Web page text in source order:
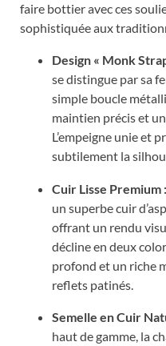
faire bottier avec ces
sophistiquée aux
Design « Monk
se distingue par sa
simple boucle
maintien précis et
L’empeigne unie et
subtilement la
Cuir Lisse Premium :
un superbe cuir
offrant un rendu
décline en deux
profond et un riche
reflets patinés.
Semelle en Cuir
haut de gamme, la